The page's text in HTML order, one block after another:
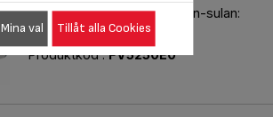
Den nya Ultragliss® Diffusion-sulan:
exceptionellt glid.
Produktkod :FV5250E0
Mina val Tillåt alla Cookies